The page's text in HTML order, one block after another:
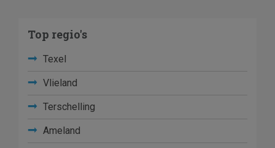
Top regio's
Texel
Vlieland
Terschelling
Ameland